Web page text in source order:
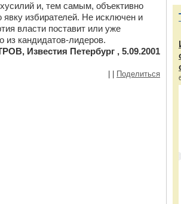
и, тем самым, объективно
избирателей. Не исключен и
власти поставит или уже
из кандидатов-лидеров.
Известия Петербург , 5.09.2001
Поделиться